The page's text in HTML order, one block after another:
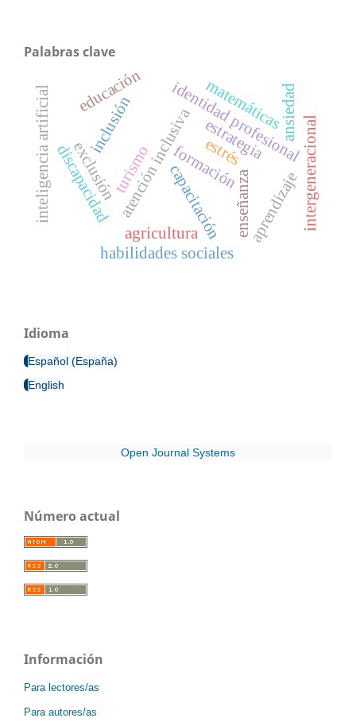
Palabras clave
formación
atención inclusivaidentidad profesional
enseñanzaaprendizaje
inclusión
exclusión
discapacidad capacitación
inteligencia artificial estrés
ansiedad
agricultura
turismo
habilidades sociales
educación
estrategia
matemáticas
intergeneracional
Idioma
Español (España)
English
Open Journal Systems
Número actual
Información
Para lectores/as
Para autores/as